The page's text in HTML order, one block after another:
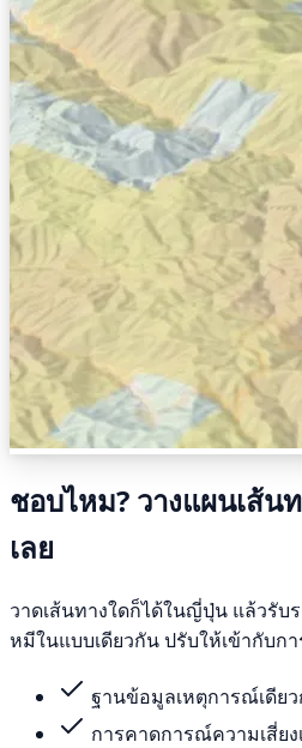
ชอบไหม? วางแผนเส้น
เลย
วาดเส้นทางใดก็ได้ในญี่ปุ่น แล้วรับ
หมีในแบบเดียวกัน ปรับให้เข้ากับก
ฐานข้อมูลเหตุการณ์เดีย
การคาดการณ์ความเสี่ย